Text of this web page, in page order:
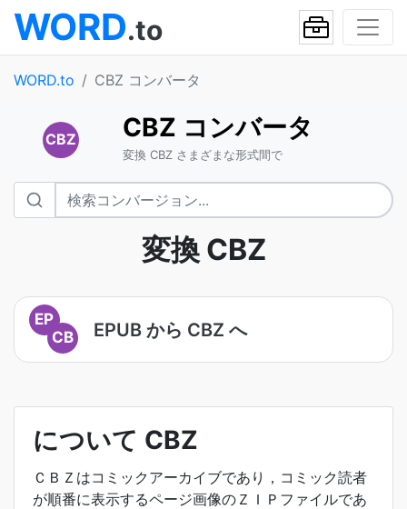
WORD.to
WORD.to CBZ コンバータ
CBZ CBZ コンバータ
変換 CBZ さまざまな形式間で
変換 CBZ
EP
CB
EPUB から CBZ へ
について CBZ
ＣＢＺはコミックアーカイブであり，コミック読者
が順番に表示するページ画像のＺＩＰファイルであ